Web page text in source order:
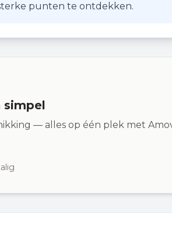
punten te ontdekken.
simpel
— alles op één plek met